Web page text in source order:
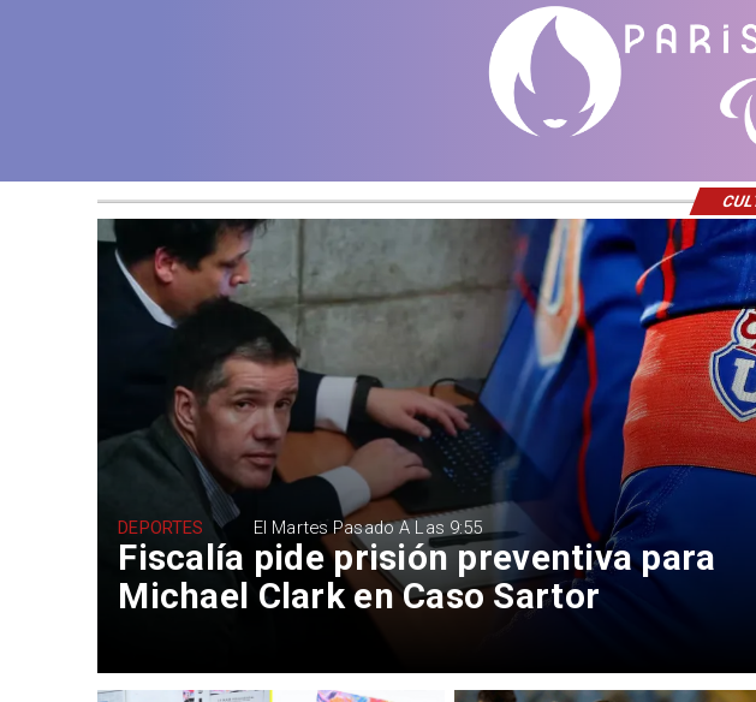
Fiscalía pide prisión preventiva para
Michael Clark en Caso Sartor
DEPORTES El Martes Pasado A Las 9:55